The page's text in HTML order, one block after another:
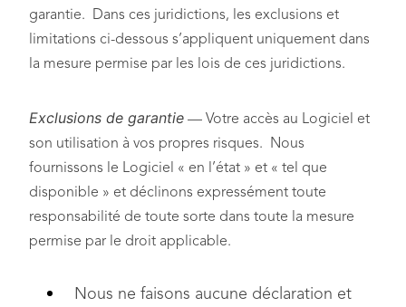
garantie. Dans ces juridictions, les exclusions et
limitations ci-dessous s’appliquent uniquement dans
la mesure permise par les lois de ces juridictions.
Exclusions de garantie — Votre accès au Logiciel et
son utilisation à vos propres risques. Nous
fournissons le Logiciel « en l’état » et « tel que
disponible » et déclinons expressément toute
responsabilité de toute sorte dans toute la mesure
permise par le droit applicable.
Nous ne faisons aucune déclaration et